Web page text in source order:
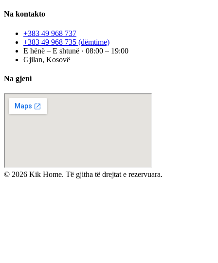
Na kontakto
+383 49 968 737
+383 49 968 735 (dëmtime)
E hënë – E shtunë · 08:00 – 19:00
Gjilan, Kosovë
Na gjeni
© 2026 Kik Home. Të gjitha të drejtat e rezervuara.